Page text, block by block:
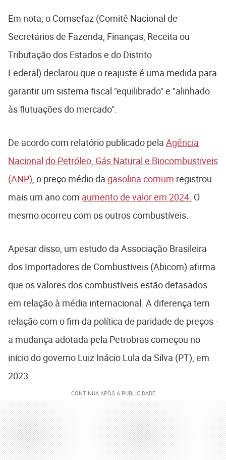
Em nota, o Comsefaz (Comitê Nacional de
Secretários de Fazenda, Finanças, Receita ou
Tributação dos Estados e do Distrito
Federal) declarou que o reajuste é uma medida para
garantir um sistema fiscal "equilibrado" e "alinhado
às flutuações do mercado".
De acordo com relatório publicado pela Agência
Nacional do Petróleo, Gás Natural e Biocombustíveis
(ANP), o preço médio da gasolina comum registrou
mais um ano com aumento de valor em 2024. O
mesmo ocorreu com os outros combustíveis.
Apesar disso, um estudo da Associação Brasileira
dos Importadores de Combustíveis (Abicom) afirma
que os valores dos combustíveis estão defasados
em relação à média internacional. A diferença tem
relação com o fim da política de paridade de preços -
a mudança adotada pela Petrobras começou no
início do governo Luiz Inácio Lula da Silva (PT), em
2023.